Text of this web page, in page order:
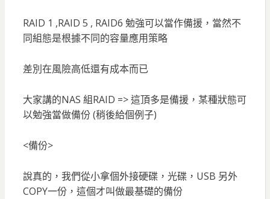
RAID 1 ,RAID 5 , RAID6 勉強可以當作備援，當然不
同組態是根據不同的容量應用策略
差別在風險高低還有成本而已
大家講的NAS 組RAID => 這頂多是備援，某種狀態可
以勉強當做備份 (稍後給個例子)
<備份>
說真的，我們從小拿個外接硬碟，光碟，USB 另外
COPY一份，這個才叫做最基礎的備份